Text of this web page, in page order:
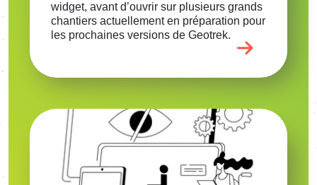
widget, avant d’ou­vrir sur plusieurs grands
chan­tiers actuel­le­ment en prépa­ra­tion pour
les prochaines versions de Geotrek.
Voir l'article
Image